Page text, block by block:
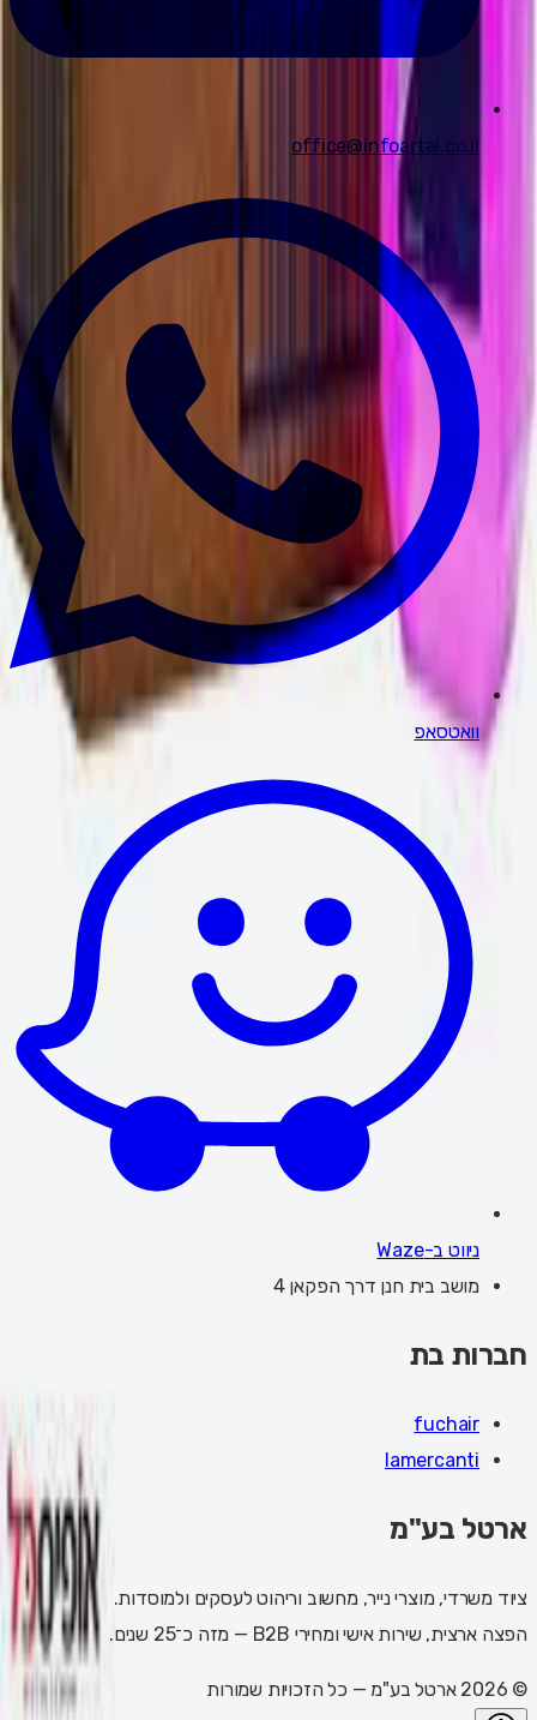
office@infoartal.co.il
וואטסאפ
ניווט ב-Waze
מושב בית חנן דרך הפקאן 4
חברות בת
fuchair
lamercanti
ארטל בע"מ
ציוד משרדי, מוצרי נייר, מחשוב וריהוט לעסקים ולמוסדות.
הפצה ארצית, שירות אישי ומחירי B2B — מזה כ־25 שנים.
©
2026 ארטל בע"מ — כל הזכויות שמורות